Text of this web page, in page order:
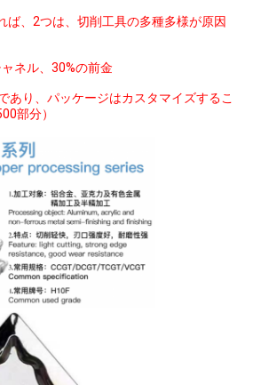
ば、2つは、切削工具の多種多様が原因
ネル、30%の前金
あり、パッケージはカスタマイズするこ
部分）